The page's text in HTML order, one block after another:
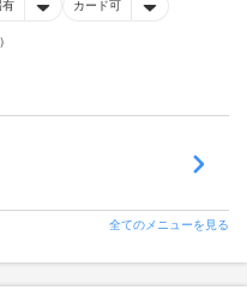
有 カード可
全てのメニューを見る